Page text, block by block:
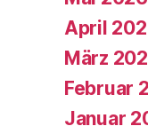
April
März
Februar
Januar